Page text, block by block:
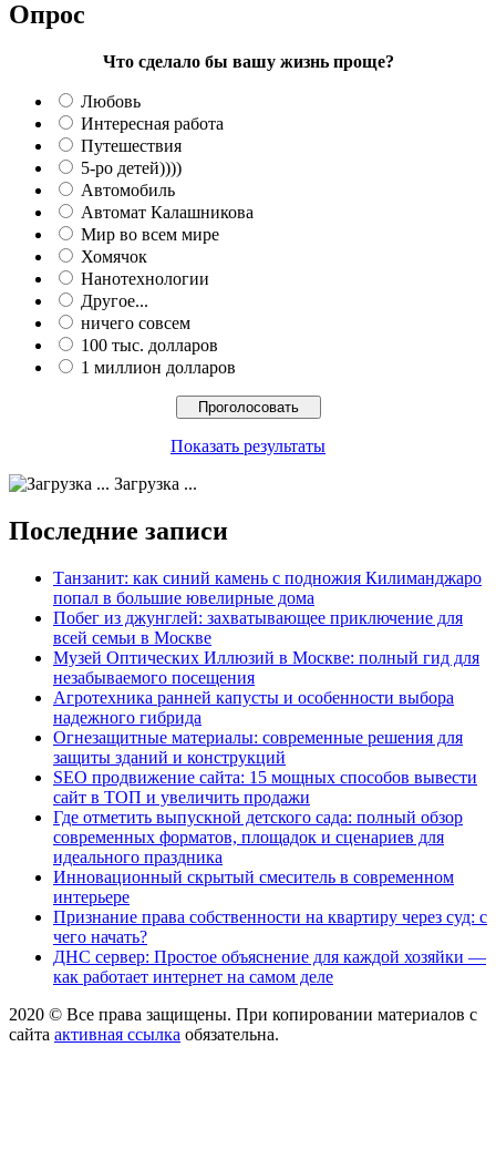
Опрос
Что сделало бы вашу жизнь проще?
Любовь
Интересная работа
Путешествия
5-ро детей))))
Автомобиль
Автомат Калашникова
Мир во всем мире
Хомячок
Нанотехнологии
Другое...
ничего совсем
100 тыс. долларов
1 миллион долларов
Показать результаты
Загрузка ...
Последние записи
Танзанит: как синий камень с подножия Килиманджаро
попал в большие ювелирные дома
Побег из джунглей: захватывающее приключение для
всей семьи в Москве
Музей Оптических Иллюзий в Москве: полный гид для
незабываемого посещения
Агротехника ранней капусты и особенности выбора
надежного гибрида
Огнезащитные материалы: современные решения для
защиты зданий и конструкций
SEO продвижение сайта: 15 мощных способов вывести
сайт в ТОП и увеличить продажи
Где отметить выпускной детского сада: полный обзор
современных форматов, площадок и сценариев для
идеального праздника
Инновационный скрытый смеситель в современном
интерьере
Признание права собственности на квартиру через суд: с
чего начать?
ДНС сервер: Простое объяснение для каждой хозяйки —
как работает интернет на самом деле
2020 © Все права защищены. При копировании материалов с
сайта активная ссылка обязательна.